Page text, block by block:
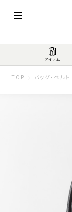
TOP バッグ・ベルト